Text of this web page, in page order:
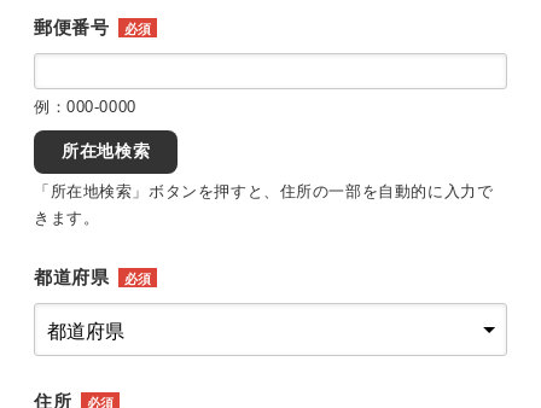
郵便番号 必須
例：000-0000
所在地検索
「所在地検索」ボタンを押すと、住所の一部を自動的に入力で
きます。
都道府県 必須
住所 必須